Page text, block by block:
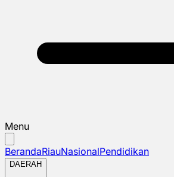
Menu
BerandaRiauNasionalPendidikan
DAERAH